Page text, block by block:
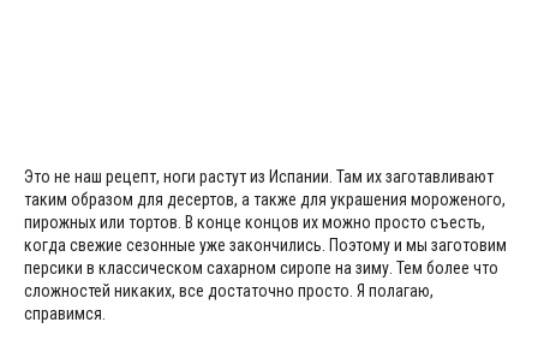
Это не наш рецепт, ноги растут из Испании. Там их заготавливают
таким образом для десертов, а также для украшения мороженого,
пирожных или тортов. В конце концов их можно просто съесть,
когда свежие сезонные уже закончились. Поэтому и мы заготовим
персики в классическом сахарном сиропе на зиму. Тем более что
сложностей никаких, все достаточно просто. Я полагаю,
справимся.